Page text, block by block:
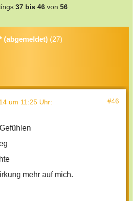
37 bis 46 von 56
(abgemeldet) (27)
um 11:25 Uhr: #46
mehr auf mich.